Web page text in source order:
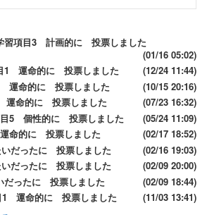
習項目3 計画的に 投票しました
(01/16 05:02)
1 運命的に 投票しました
(12/24 11:44)
運命的に 投票しました
(10/15 20:16)
運命的に 投票しました
(07/23 16:32)
目5 個性的に 投票しました
(05/24 11:09)
命的に 投票しました
(02/17 18:52)
いだったに 投票しました
(02/16 19:03)
いだったに 投票しました
(02/09 20:00)
だったに 投票しました
(02/09 18:44)
1 運命的に 投票しました (11/03 13:41)